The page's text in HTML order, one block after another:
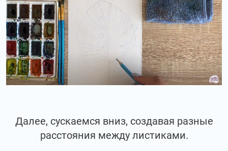
Далее, сускаемся вниз, создавая разные
расстояния между листиками.